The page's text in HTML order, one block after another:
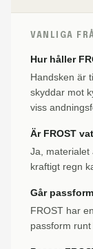
VANLIGA
Hur håller
Handsken är
skyddar mot
viss
Är FROST
Ja, materialet
kraftigt regn
Går
FROST har
passform runt